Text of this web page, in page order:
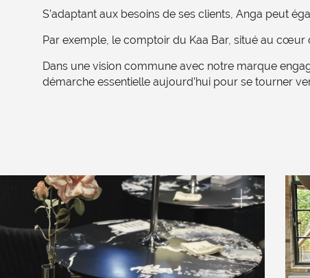
S’adaptant aux besoins de ses clients, Anga peut
Par exemple, le comptoir du Kaa Bar, situé au cœur
Dans une vision commune avec notre marque
démarche essentielle aujourd’hui pour se tourner